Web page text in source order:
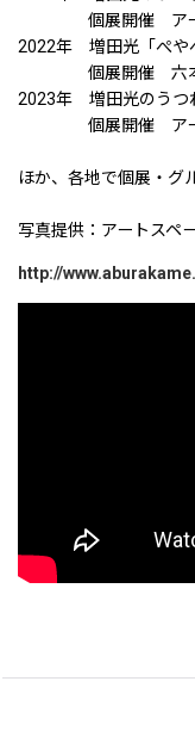
個展開催 アート
2022年 増田光「ぺや
個展開催 六本木
2023年 増田光のうつ
個展開催 アート
ほか、各地で個展・グ
写真提供：アートスペ
http://